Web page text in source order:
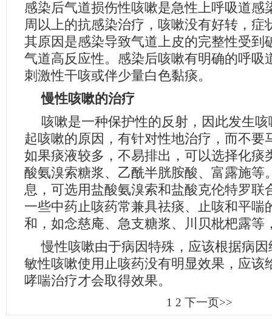
感染后气道损伤性咳嗽是急性上呼吸道感
周以上的抗感染治疗，咳嗽没有好转，症
其原因是感染导致气道上皮的完整性受到
气道高反应性。感染后咳嗽有明确的呼吸
刺激性干咳或伴少量白色黏痰。
慢性咳嗽的治疗
咳嗽是一种保护性的反射，因此发生
起咳嗽的原因，有针对性地治疗，而不要
如果痰液较多，不易排出，可以选择化痰
酸氨溴索糖浆、乙酰半胱胺酸、富露施等
息，可选用盐酸氨溴索和盐酸克伦特罗联
一些中药止咳药常兼具祛痰、止咳和平喘
和，如念慈庵、急支糖浆、川贝枇杷露等
慢性咳嗽由于病因特殊，应该根据病
敏性咳嗽使用止咳药没有明显效果，应该
哮喘治疗才会取得效果。
1 2 下一页>>